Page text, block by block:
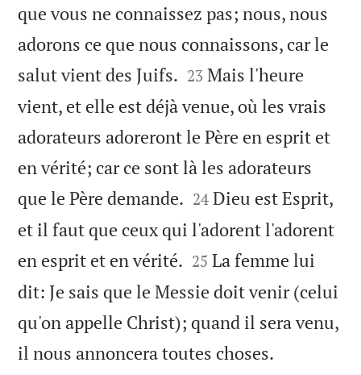
que vous ne connaissez pas; nous, nous
adorons ce que nous connaissons, car le
salut vient des Juifs. 

23 Mais l'heure
vient, et elle est déjà venue, où les vrais
adorateurs adoreront le Père en esprit et
en vérité; car ce sont là les adorateurs
que le Père demande. 

24 Dieu est Esprit,
et il faut que ceux qui l'adorent l'adorent
en esprit et en vérité. 

25 La femme lui
dit: Je sais que le Messie doit venir (celui
qu'on appelle Christ); quand il sera venu,
il nous annoncera toutes choses.